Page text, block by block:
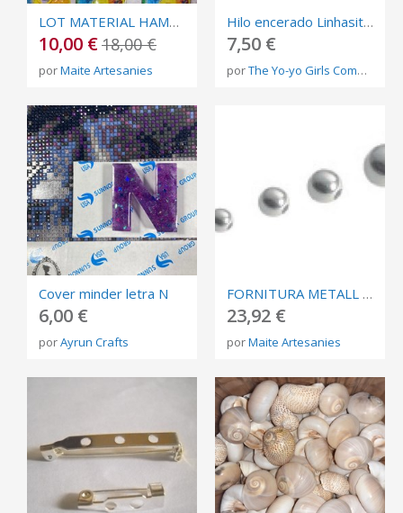
LOT MATERIAL HAMA BEADS
10,00 €18,00 €
porMaite Artesanies
Hilo encerado Linhasita 1mm n.366
7,50 €
porThe Yo-yo Girls Company
Cover minder letra N
6,00 €
porAyrun Crafts
FORNITURA METALL REFERÈNCIA: C56
23,92 €
porMaite Artesanies